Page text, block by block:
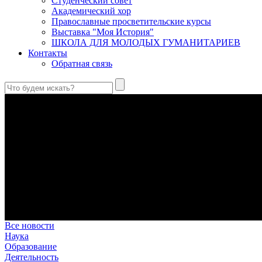
Академический хор
Православные просветительские курсы
Выставка "Моя История"
ШКОЛА ДЛЯ МОЛОДЫХ ГУМАНИТАРИЕВ
Контакты
Обратная связь
Все новости
Наука
Образование
Деятельность